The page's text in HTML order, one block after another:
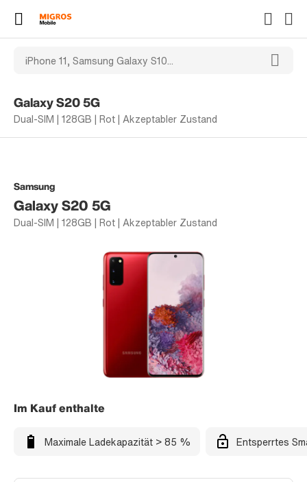
Galaxy S20 5G
Dual-SIM | 128GB | Rot | Akzeptabler Zustand
Samsung
Galaxy S20 5G
Dual-SIM | 128GB | Rot | Akzeptabler Zustand
Im Kauf enthalte
Maximale Ladekapazität > 85 % Entsperrtes